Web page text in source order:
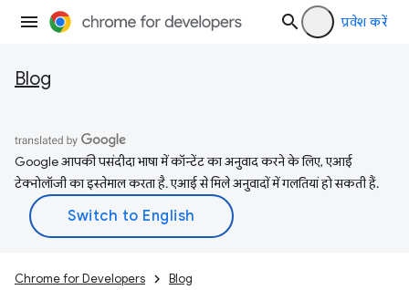
प्रवेश करें
Blog
Google आपकी पसंदीदा भाषा में कॉन्टेंट का अनुवाद करने के लिए, एआई
टेक्नोलॉजी का इस्तेमाल करता है. एआई से मिले अनुवादों में गलतियां हो सकती हैं.
Chrome for Developers Blog